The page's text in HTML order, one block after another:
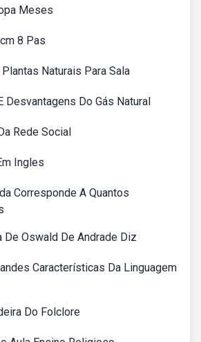
Meses
8 Pas
Naturais Para Sala
Desvantagens Do Gás Natural
Rede Social
Ingles
Corresponde A Quantos
De Oswald De Andrade Diz
Características Da Linguagem
Do Folclore